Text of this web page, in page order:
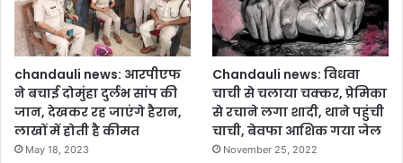
chandauli news: आरपीएफ
ने बचाई दोमुंहा दुर्लभ सांप की
जान, देखकर रह जाएंगे हैरान,
लाखों में होती है कीमत
May 18, 2023
Chandauli news: विधवा
चाची से चलाया चक्कर, प्रेमिका
से रचाने लगा शादी, थाने पहुंची
चाची, बेवफा आशिक गया जेल
November 25, 2022